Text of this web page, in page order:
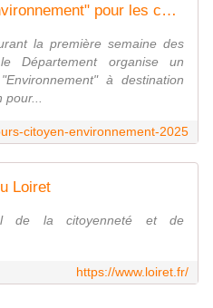
Un parcours citoyen "Environnement" pour les collégiens (6e et 5e)
la première semaine des
Département organise un
à destination
citoyen-environnement-2025
Loiret
de la citoyenneté et de
https://www.loiret.fr/